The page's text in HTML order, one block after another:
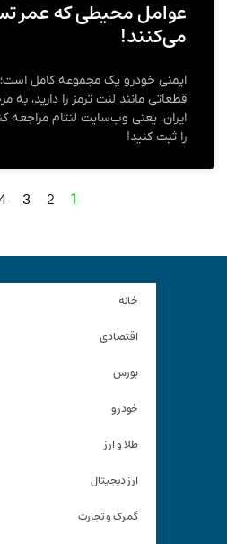
عوامل محیطی که عمر
می‌کنند!
ایمنی خودرو یک مجموعه کامل
قطعاتی مانند لنت ترمز را دارید،
ایران، یعنی وب‌سایت لنتام مراجعه
را ثبت کنید!
1
2
3
خانه
اقتصادی
بورس
خودرو
طلا و ارز
ارز دیجیتال
گمرک و تجارت